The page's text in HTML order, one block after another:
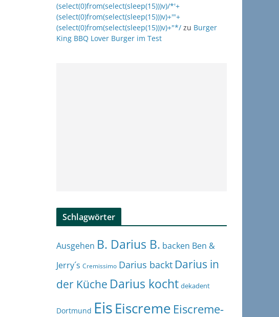
(select(0)from(select(sleep(15)))v)/*'+
(select(0)from(select(sleep(15)))v)+'"+
(select(0)from(select(sleep(15)))v)+"*/ zu Burger
King BBQ Lover Burger im Test
Schlagwörter
Ausgehen B. Darius B. backen Ben &
Jerry´s Cremissimo Darius backt Darius in
der Küche Darius kocht dekadent
Dortmund EisEiscreme Eiscreme-